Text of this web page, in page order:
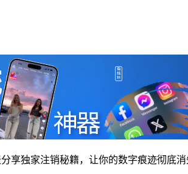
享独家注销秘籍，让你的数字痕迹彻底消